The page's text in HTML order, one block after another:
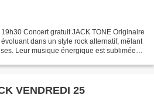
Concert gratuit JACK TONE Originaire
dans un style rock alternatif, mêlant
Leur musique énergique est sublimée
VENDREDI 25